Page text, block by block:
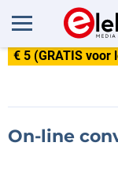
€ 5 (GRATIS voor
On-line